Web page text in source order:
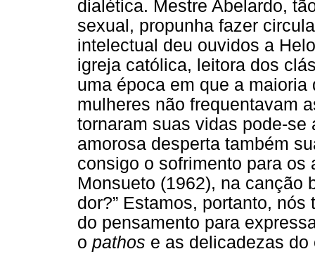
dialética. Mestre Abelardo,
sexual, propunha fazer
intelectual deu ouvidos a
igreja católica, leitora dos
uma época em que a
mulheres não frequentavam
tornaram suas vidas pode-
amorosa desperta também
consigo o sofrimento para os
Monsueto (1962), na canção
dor?” Estamos, portanto,
do pensamento para
o pathos e as delicadezas do